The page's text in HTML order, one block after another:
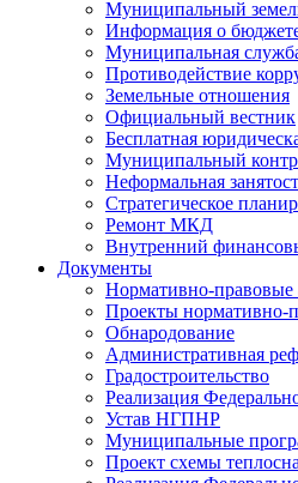
Муниципальный
Информация о
Муниципальная
Противодействие
Земельные отношения
Официальный вестник
Бесплатная
Муниципальный
Неформальная
Стратегическое
Ремонт МКД
Внутренний
Документы
Нормативно-правовые
Проекты нормативно-
Обнародование
Административная
Градостроительство
Реализация
Устав НГПНР
Муниципальные
Проект схемы